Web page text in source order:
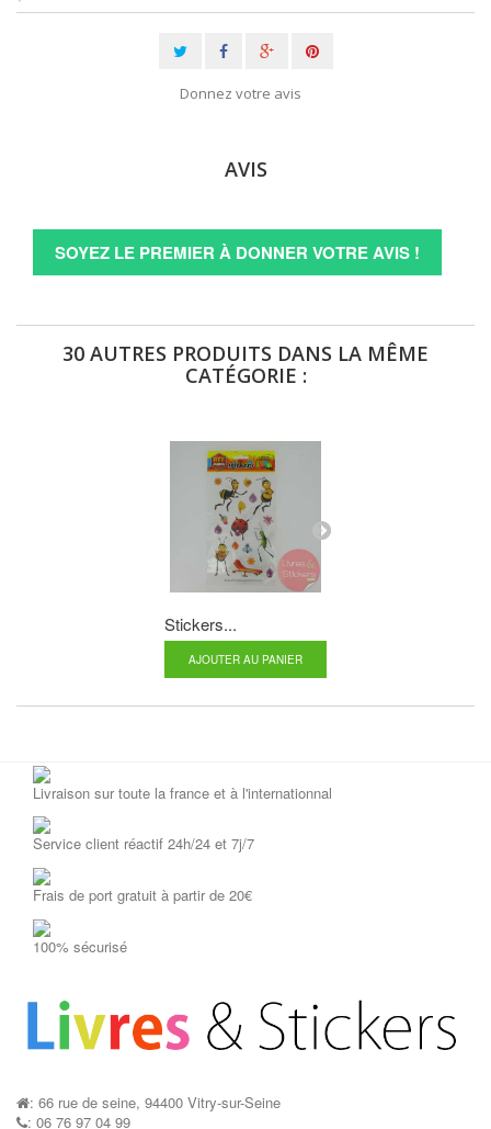
Donnez votre avis
AVIS
SOYEZ LE PREMIER À DONNER VOTRE AVIS !
30 AUTRES PRODUITS DANS LA MÊME
CATÉGORIE :
Stickers...
AJOUTER AU PANIER
Stickers...
Livraison sur toute la france et à l'internationnal
Service client réactif 24h/24 et 7j/7
Frais de port gratuit à partir de 20€
100% sécurisé
: 66 rue de seine, 94400 Vitry-sur-Seine
: 06 76 97 04 99